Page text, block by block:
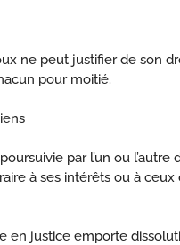
ne peut justifier de son
pour moitié.
par l’un ou
à ses intérêts ou à ceux
en justice emporte